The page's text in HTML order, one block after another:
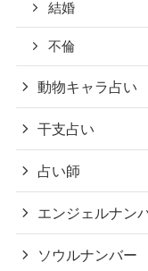
結婚
不倫
動物キャラ占い
干支占い
占い師
エンジェルナン
ソウルナンバー